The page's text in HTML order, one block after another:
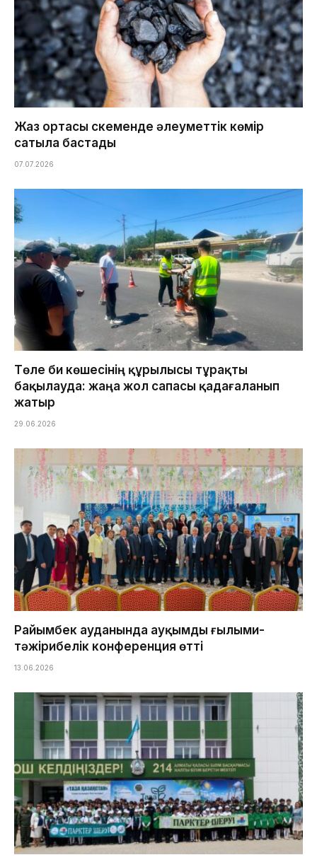
Жаз ортасы Өскеменде әлеуметтік көмір
сатыла бастады
07.07.2026
Төле би көшесінің құрылысы тұрақты
бақылауда: жаңа жол сапасы қадағаланып
жатыр
29.06.2026
Райымбек ауданында ауқымды ғылыми-
тәжірибелік конференция өтті
13.06.2026